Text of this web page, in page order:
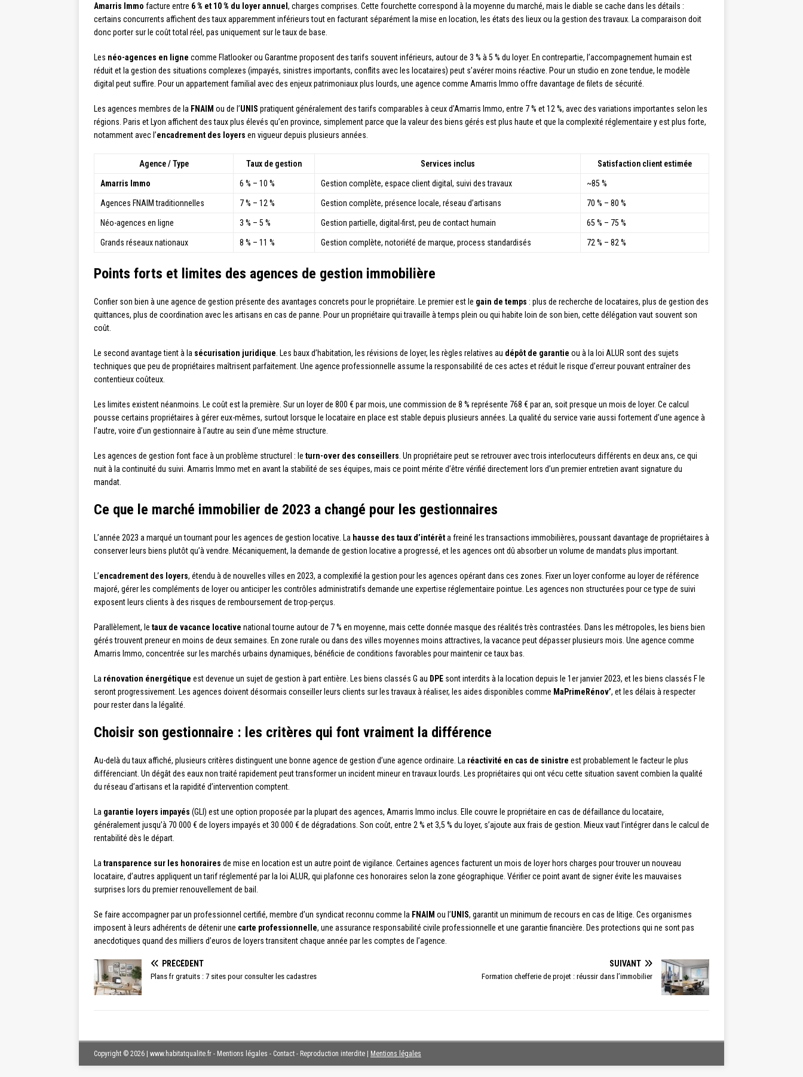
Amarris Immo facture entre 6 % et 10 % du loyer annuel, charges comprises. Cette fourchette correspond à la moyenne du marché, mais le diable se cache dans les détails :
certains concurrents affichent des taux apparemment inférieurs tout en facturant séparément la mise en location, les états des lieux ou la gestion des travaux. La comparaison doit
donc porter sur le coût total réel, pas uniquement sur le taux de base.
Les néo-agences en ligne comme Flatlooker ou Garantme proposent des tarifs souvent inférieurs, autour de 3 % à 5 % du loyer. En contrepartie, l’accompagnement humain est
réduit et la gestion des situations complexes (impayés, sinistres importants, conflits avec les locataires) peut s’avérer moins réactive. Pour un studio en zone tendue, le modèle
digital peut suffire. Pour un appartement familial avec des enjeux patrimoniaux plus lourds, une agence comme Amarris Immo offre davantage de filets de sécurité.
Les agences membres de la FNAIM ou de l’UNIS pratiquent généralement des tarifs comparables à ceux d’Amarris Immo, entre 7 % et 12 %, avec des variations importantes selon les
régions. Paris et Lyon affichent des taux plus élevés qu’en province, simplement parce que la valeur des biens gérés est plus haute et que la complexité réglementaire y est plus forte,
notamment avec l’encadrement des loyers en vigueur depuis plusieurs années.
Agence / Type Taux de gestion Services inclus Satisfaction client estimée
Amarris Immo 6 % – 10 % Gestion complète, espace client digital, suivi des travaux ~85 %
Agences FNAIM traditionnelles 7 % – 12 % Gestion complète, présence locale, réseau d’artisans 70 % – 80 %
Néo-agences en ligne 3 % – 5 % Gestion partielle, digital-first, peu de contact humain 65 % – 75 %
Grands réseaux nationaux 8 % – 11 % Gestion complète, notoriété de marque, process standardisés 72 % – 82 %
Points forts et limites des agences de gestion immobilière
Confier son bien à une agence de gestion présente des avantages concrets pour le propriétaire. Le premier est le gain de temps : plus de recherche de locataires, plus de gestion des
quittances, plus de coordination avec les artisans en cas de panne. Pour un propriétaire qui travaille à temps plein ou qui habite loin de son bien, cette délégation vaut souvent son
coût.
Le second avantage tient à la sécurisation juridique . Les baux d’habitation, les révisions de loyer, les règles relatives au dépôt de garantie ou à la loi ALUR sont des sujets
techniques que peu de propriétaires maîtrisent parfaitement. Une agence professionnelle assume la responsabilité de ces actes et réduit le risque d’erreur pouvant entraîner des
contentieux coûteux.
Les limites existent néanmoins. Le coût est la première. Sur un loyer de 800 € par mois, une commission de 8 % représente 768 € par an, soit presque un mois de loyer. Ce calcul
pousse certains propriétaires à gérer eux-mêmes, surtout lorsque le locataire en place est stable depuis plusieurs années. La qualité du service varie aussi fortement d’une agence à
l’autre, voire d’un gestionnaire à l’autre au sein d’une même structure.
Les agences de gestion font face à un problème structurel : le turn-over des conseillers . Un propriétaire peut se retrouver avec trois interlocuteurs différents en deux ans, ce qui
nuit à la continuité du suivi. Amarris Immo met en avant la stabilité de ses équipes, mais ce point mérite d’être vérifié directement lors d’un premier entretien avant signature du
mandat.
Ce que le marché immobilier de 2023 a changé pour les gestionnaires
L’année 2023 a marqué un tournant pour les agences de gestion locative. La hausse des taux d’intérêta freiné les transactions immobilières, poussant davantage de propriétaires à
conserver leurs biens plutôt qu’à vendre. Mécaniquement, la demande de gestion locative a progressé, et les agences ont dû absorber un volume de mandats plus important.
L’encadrement des loyers, étendu à de nouvelles villes en 2023, a complexifié la gestion pour les agences opérant dans ces zones. Fixer un loyer conforme au loyer de référence
majoré, gérer les compléments de loyer ou anticiper les contrôles administratifs demande une expertise réglementaire pointue. Les agences non structurées pour ce type de suivi
exposent leurs clients à des risques de remboursement de trop-perçus.
Parallèlement, le taux de vacance locative national tourne autour de 7 % en moyenne, mais cette donnée masque des réalités très contrastées. Dans les métropoles, les biens bien
gérés trouvent preneur en moins de deux semaines. En zone rurale ou dans des villes moyennes moins attractives, la vacance peut dépasser plusieurs mois. Une agence comme
Amarris Immo, concentrée sur les marchés urbains dynamiques, bénéficie de conditions favorables pour maintenir ce taux bas.
La rénovation énergétique est devenue un sujet de gestion à part entière. Les biens classés G au DPE sont interdits à la location depuis le 1er janvier 2023, et les biens classés F le
seront progressivement. Les agences doivent désormais conseiller leurs clients sur les travaux à réaliser, les aides disponibles comme MaPrimeRénov’, et les délais à respecter
pour rester dans la légalité.
Choisir son gestionnaire : les critères qui font vraiment la différence
Au-delà du taux affiché, plusieurs critères distinguent une bonne agence de gestion d’une agence ordinaire. La réactivité en cas de sinistre est probablement le facteur le plus
différenciant. Un dégât des eaux non traité rapidement peut transformer un incident mineur en travaux lourds. Les propriétaires qui ont vécu cette situation savent combien la qualité
du réseau d’artisans et la rapidité d’intervention comptent.
La garantie loyers impayés (GLI) est une option proposée par la plupart des agences, Amarris Immo inclus. Elle couvre le propriétaire en cas de défaillance du locataire,
généralement jusqu’à 70 000 € de loyers impayés et 30 000 € de dégradations. Son coût, entre 2 % et 3,5 % du loyer, s’ajoute aux frais de gestion. Mieux vaut l’intégrer dans le calcul de
rentabilité dès le départ.
La transparence sur les honoraires de mise en location est un autre point de vigilance. Certaines agences facturent un mois de loyer hors charges pour trouver un nouveau
locataire, d’autres appliquent un tarif réglementé par la loi ALUR, qui plafonne ces honoraires selon la zone géographique. Vérifier ce point avant de signer évite les mauvaises
surprises lors du premier renouvellement de bail.
Se faire accompagner par un professionnel certifié, membre d’un syndicat reconnu comme la FNAIM ou l’UNIS, garantit un minimum de recours en cas de litige. Ces organismes
imposent à leurs adhérents de détenir une carte professionnelle, une assurance responsabilité civile professionnelle et une garantie financière. Des protections qui ne sont pas
anecdotiques quand des milliers d’euros de loyers transitent chaque année par les comptes de l’agence.
PRÉCÉDENT
Plans fr gratuits : 7 sites pour consulter les cadastres
SUIVANT
Formation chefferie de projet : réussir dans l’immobilier
Copyright © 2026 | www.habitatqualite.fr - Mentions légales - Contact - Reproduction interdite | Mentions légales